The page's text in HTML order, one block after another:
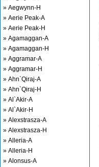
» Aegwynn-H
» Aerie Peak-A
» Aerie Peak-H
» Agamaggan-A
» Agamaggan-H
» Aggramar-A
» Aggramar-H
» Ahn`Qiraj-A
» Ahn`Qiraj-H
» Al`Akir-A
» Al`Akir-H
» Alexstrasza-A
» Alexstrasza-H
» Alleria-A
» Alleria-H
» Alonsus-A